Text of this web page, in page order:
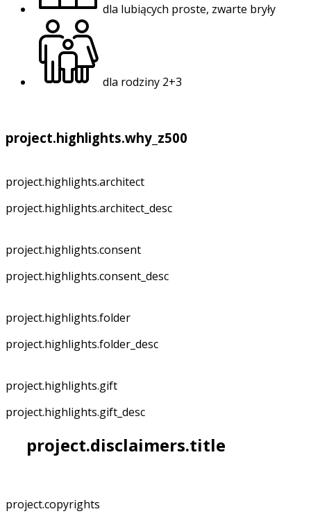
dla lubiących proste, zwarte bryły
dla rodziny 2+3
project.highlights.why_z500
project.highlights.architect
project.highlights.architect_desc
project.highlights.consent
project.highlights.consent_desc
project.highlights.folder
project.highlights.folder_desc
project.highlights.gift
project.highlights.gift_desc
project.disclaimers.title
project.copyrights